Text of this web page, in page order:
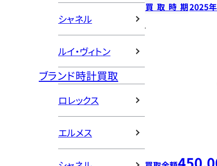
シャネル
ルイ・ヴィトン
ブランド時計買取
ロレックス
エルメス
買取時期2025